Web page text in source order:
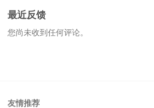
最近反馈
您尚未收到任何评论。
友情推荐